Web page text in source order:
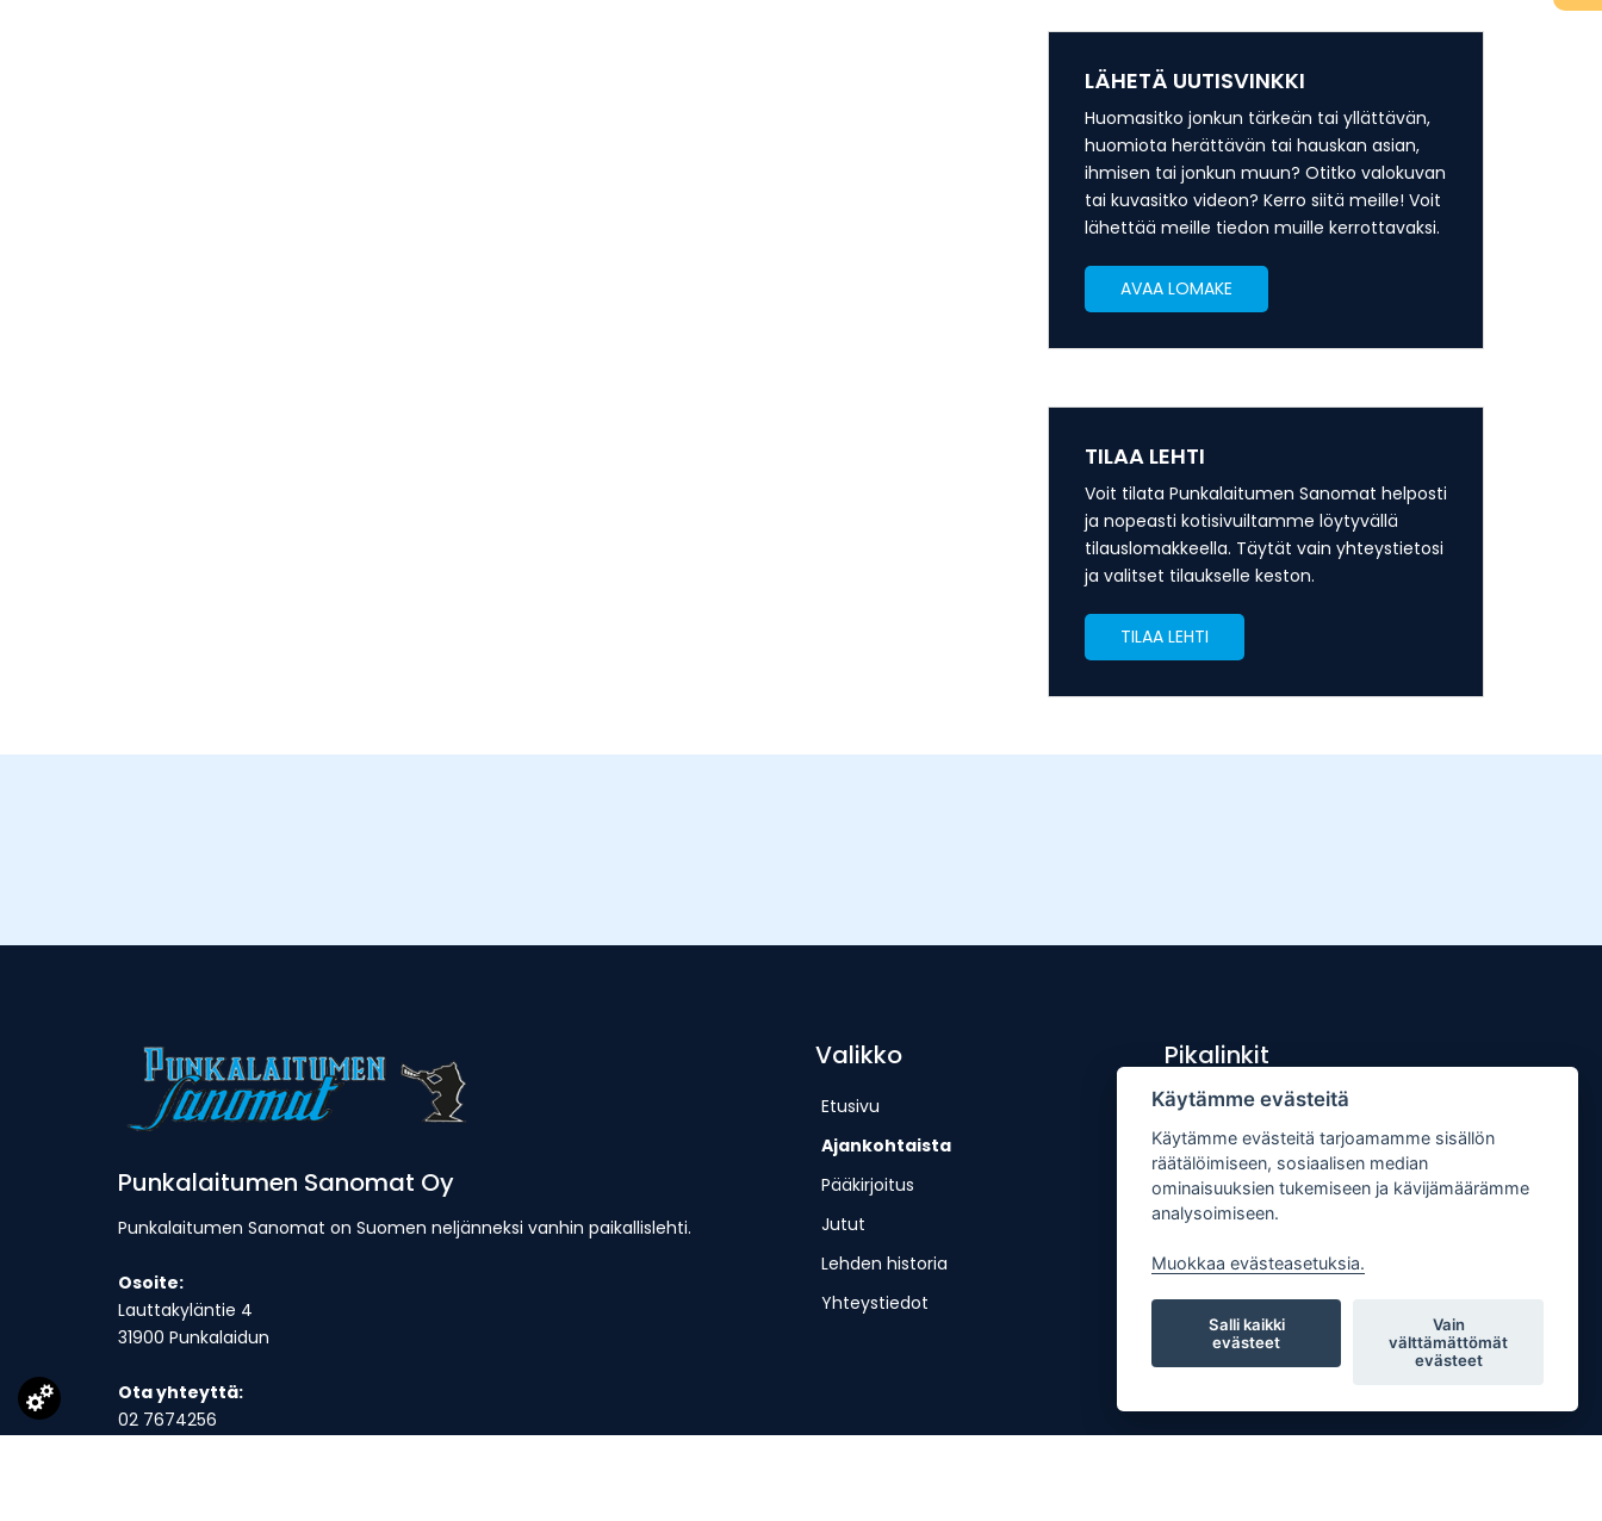
LÄHETÄ UUTISVINKKI
Huomasitko jonkun tärkeän tai yllättävän,
huomiota herättävän tai hauskan asian,
ihmisen tai jonkun muun? Otitko valokuvan
tai kuvasitko videon? Kerro siitä meille! Voit
lähettää meille tiedon muille kerrottavaksi.
AVAA LOMAKE
TILAA LEHTI
Voit tilata Punkalaitumen Sanomat helposti
ja nopeasti kotisivuiltamme löytyvällä
tilauslomakkeella. Täytät vain yhteystietosi
ja valitset tilaukselle keston.
TILAA LEHTI
Punkalaitumen Sanomat Oy
Punkalaitumen Sanomat on Suomen neljänneksi vanhin paikallislehti.
Osoite:
Lauttakyläntie 4
31900 Punkalaidun
Ota yhteyttä:
02 7674256
Valikko
Etusivu
Ajankohtaista
Pääkirjoitus
Jutut
Lehden historia
Yhteystiedot
Pikalinkit
Lähetä uutisvinkki
Kopiointiohje
Mediakortti
Tilaa lehti
Osoitteenmuutos
Palaute
Käytämme evästeitä
Käytämme evästeitä tarjoamamme sisällön
räätälöimiseen, sosiaalisen median
ominaisuuksien tukemiseen ja kävijämäärämme
analysoimiseen.
Muokkaa evästeasetuksia.
Salli kaikki
evästeet
Vain
välttämättömät
evästeet